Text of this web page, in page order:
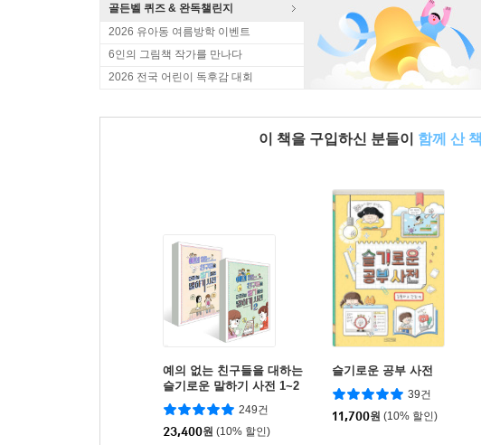
골든벨 퀴즈 & 완독챌린지
2026 유아동 여름방학 이벤트
6인의 그림책 작가를 만나다
2026 전국 어린이 독후감 대회
이 책을 구입하신 분들이 함께 산 책
예의 없는 친구들을 대하는
슬기로운 말하기 사전 1~2
권 세트
249건
23,400원 (10% 할인)
슬기로운 공부 사전
39건
11,700원 (10% 할인)